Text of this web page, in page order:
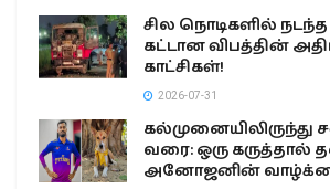
சில நொடிகளில்
கட்டான விபத்தின்
காட்சிகள்!
2026-07-31
கல்முனையிலிருந்து
வரை: ஒரு
அனோஜனின்